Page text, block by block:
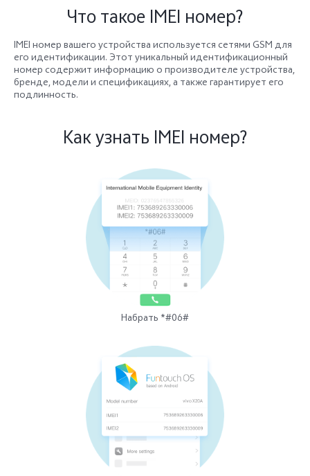
Что такое IMEI номер?
IMEI номер вашего устройства используется сетями GSM для
его идентификации. Этот уникальный идентификационный
номер содержит информацию о производителе устройства,
бренде, модели и спецификациях, а также гарантирует его
подлинность.
Как узнать IMEI номер?
Набрать *#06#